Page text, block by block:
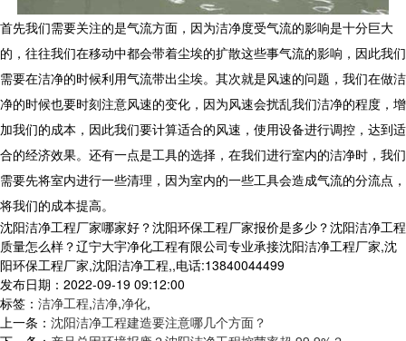
首先我们需要关注的是气流方面，因为洁净度受气流的影响是十分巨大
的，往往我们在移动中都会带着尘埃的扩散这些事气流的影响，因此我们
需要在洁净的时候利用气流带出尘埃。其次就是风速的问题，我们在做洁
净的时候也要时刻注意风速的变化，因为风速会扰乱我们洁净的程度，增
加我们的成本，因此我们要计算适合的风速，使用设备进行调控，达到适
合的经济效果。还有一点是工具的选择，在我们进行室内的洁净时，我们
需要先将室内进行一些清理，因为室内的一些工具会造成气流的分流点，
将我们的成本提高。
沈阳洁净工程厂家哪家好？沈阳环保工程厂家报价是多少？沈阳洁净工程
质量怎么样？辽宁大宇净化工程有限公司专业承接沈阳洁净工程厂家,沈
阳环保工程厂家,沈阳洁净工程,,电话:13840044499
发布日期：2022-09-19 09:12:00
标签： 洁净工程,洁净,净化,
上一条： 沈阳洁净工程建造要注意哪几个方面？